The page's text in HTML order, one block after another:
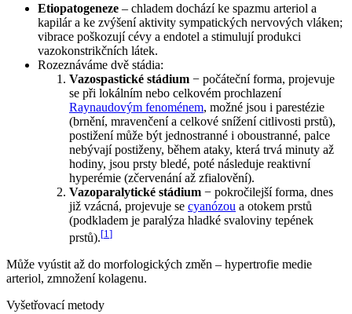
Etiopatogeneze – chladem dochází ke spazmu arteriol a
kapilár a ke zvýšení aktivity sympatických nervových vláken;
vibrace poškozují cévy a endotel a stimulují produkci
vazokonstrikčních látek.
Rozeznáváme dvě stádia:
Vazospastické stádium − počáteční forma, projevuje
se při lokálním nebo celkovém prochlazení
Raynaudovým fenoménem, možné jsou i parestézie
(brnění, mravenčení a celkové snížení citlivosti prstů),
postižení může být jednostranné i oboustranné, palce
nebývají postiženy, během ataky, která trvá minuty až
hodiny, jsou prsty bledé, poté následuje reaktivní
hyperémie (zčervenání až zfialovění).
Vazoparalytické stádium − pokročilejší forma, dnes
již vzácná, projevuje se cyanózou a otokem prstů
(podkladem je paralýza hladké svaloviny tepének
prstů).[1 ]
Může vyústit až do morfologických změn – hypertrofie medie
arteriol, zmnožení kolagenu.
Vyšetřovací metody